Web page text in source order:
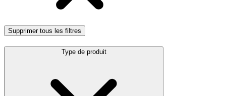
Supprimer tous les filtres
Type de produit